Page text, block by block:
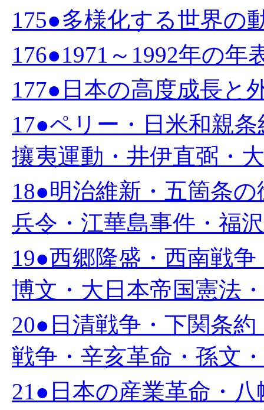
175●多様化する世界の
176●1971～1992年の年
177●日本の高度成長と
17●ペリー・日米和親
攘夷運動・井伊直弼・
18●明治維新・五箇条
兵令・江華島事件・福
19●西郷隆盛・西南戦
博文・大日本帝国憲法
20●日清戦争・下関条
戦争・辛亥革命・孫文
21●日本の産業革命・